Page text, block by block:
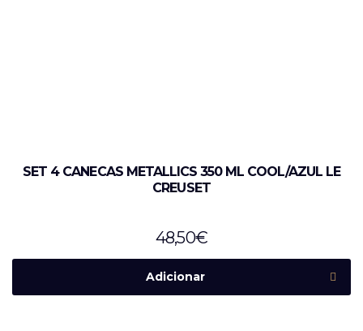
SET 4 CANECAS METALLICS 350 ML COOL/AZUL LE
CREUSET
48,50€
Adicionar